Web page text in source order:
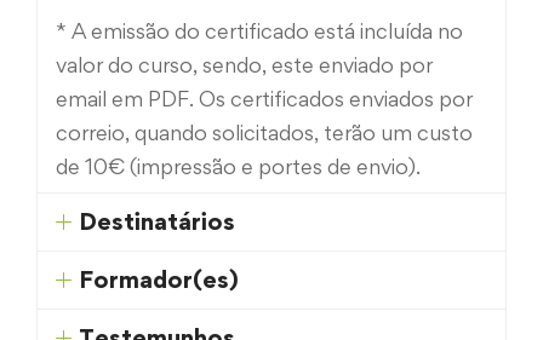
* A emissão do certificado está incluída no
valor do curso, sendo, este enviado por
email em PDF. Os certificados enviados por
correio, quando solicitados, terão um custo
de 10€ (impressão e portes de envio).
Destinatários
Formador(es)